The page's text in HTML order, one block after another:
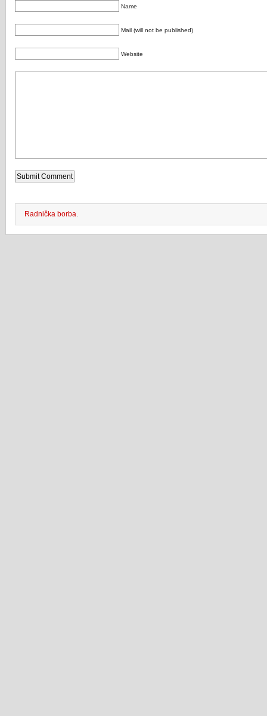
Name
Mail (will not be published)
Website
Radnička borba.